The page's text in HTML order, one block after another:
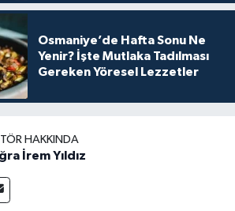
Osmaniye’de Hafta Sonu Ne
Yenir? İşte Mutlaka Tadılması
Gereken Yöresel Lezzetler
HAKKINDA
İrem Yıldız